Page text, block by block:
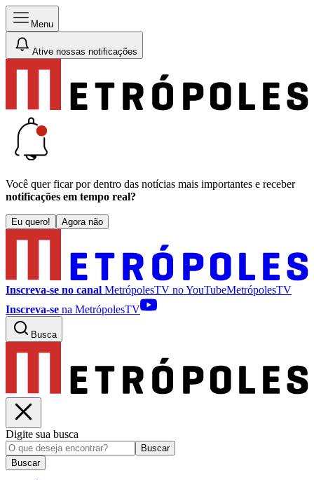
Menu
Ative nossas notificações
Você quer ficar por dentro das notícias mais importantes e receber
notificações em tempo real?
Eu quero! Agora não
Inscreva-se no canal MetrópolesTV noYouTubeMetrópolesTV
Inscreva-se na MetrópolesTV
Busca
Digite sua busca
Buscar
Buscar